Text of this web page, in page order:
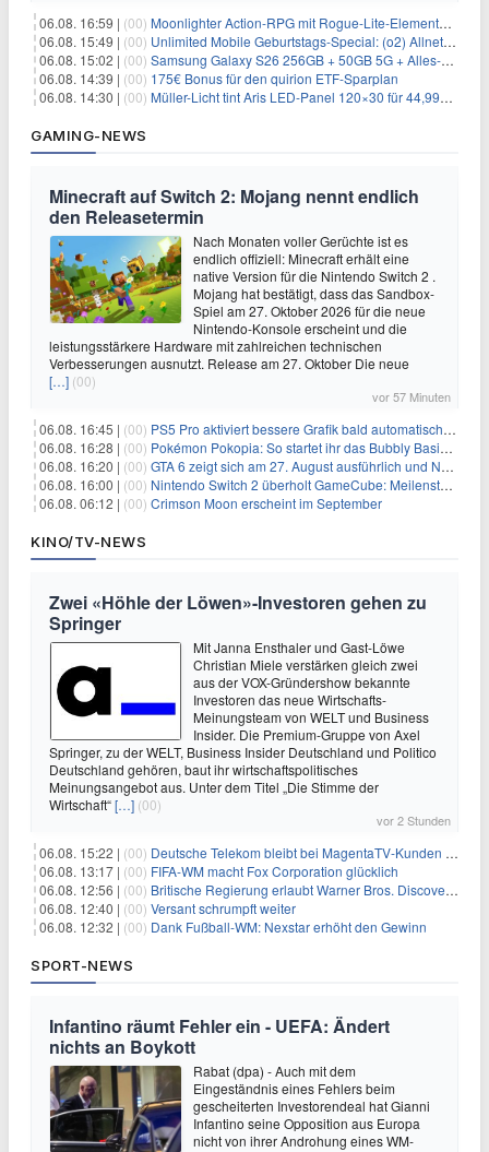
06.08. 16:59 | (00) Moonlighter Action-RPG mit Rogue-Lite-Elementen kostenlos bei Steam
06.08. 15:49 | (00) Unlimited Mobile Geburtstags-Special: (o2) Allnet-Flats ab 14,99€/Monat
06.08. 15:02 | (00) Samsung Galaxy S26 256GB + 50GB 5G + Alles-Flat im Vodafone-Netz für 19,99€/Monat – eff. 0,20€/Monat
06.08. 14:39 | (00) 175€ Bonus für den quirion ETF-Sparplan
06.08. 14:30 | (00) Müller-Licht tint Aris LED-Panel 120×30 für 44,99€ – Zigbee RGB
GAMING-NEWS
Minecraft auf Switch 2: Mojang nennt endlich
den Releasetermin
Nach Monaten voller Gerüchte ist es
endlich offiziell: Minecraft erhält eine
native Version für die Nintendo Switch 2 .
Mojang hat bestätigt, dass das Sandbox-
Spiel am 27. Oktober 2026 für die neue
Nintendo-Konsole erscheint und die
leistungsstärkere Hardware mit zahlreichen technischen
Verbesserungen ausnutzt. Release am 27. Oktober Die neue
[…] (00)
vor 57 Minuten
06.08. 16:45 | (00) PS5 Pro aktiviert bessere Grafik bald automatisch, aber das Update ist kleiner als gedacht
06.08. 16:28 | (00) Pokémon Pokopia: So startet ihr das Bubbly Basin-DLC
06.08. 16:20 | (00) GTA 6 zeigt sich am 27. August ausführlich und Netflix bekommt sechs Stunden Vorsprung
06.08. 16:00 | (00) Nintendo Switch 2 überholt GameCube: Meilenstein schon nach kurzer Zeit erreicht
06.08. 06:12 | (00) Crimson Moon erscheint im September
KINO/TV-NEWS
Zwei «Höhle der Löwen»-Investoren gehen zu
Springer
Mit Janna Ensthaler und Gast-Löwe
Christian Miele verstärken gleich zwei
aus der VOX-Gründershow bekannte
Investoren das neue Wirtschafts-
Meinungsteam von WELT und Business
Insider. Die Premium-Gruppe von Axel
Springer, zu der WELT, Business Insider Deutschland und Politico
Deutschland gehören, baut ihr wirtschaftspolitisches
Meinungsangebot aus. Unter dem Titel „Die Stimme der
Wirtschaft“[…] (00)
vor 2 Stunden
06.08. 15:22 | (00) Deutsche Telekom bleibt bei MagentaTV-Kunden vage
06.08. 13:17 | (00) FIFA-WM macht Fox Corporation glücklich
06.08. 12:56 | (00) Britische Regierung erlaubt Warner Bros. Discovery-Übernahme
06.08. 12:40 | (00) Versant schrumpft weiter
06.08. 12:32 | (00) Dank Fußball-WM: Nexstar erhöht den Gewinn
SPORT-NEWS
Infantino räumt Fehler ein - UEFA: Ändert
nichts an Boykott
Rabat (dpa) - Auch mit dem
Eingeständnis eines Fehlers beim
gescheiterten Investorendeal hat Gianni
Infantino seine Opposition aus Europa
nicht von ihrer Androhung eines WM-